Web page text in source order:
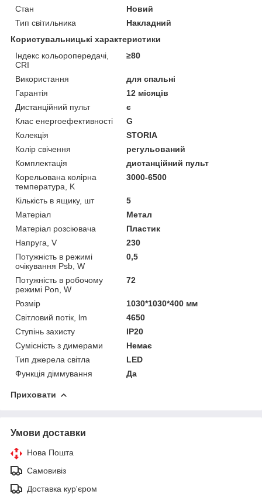
Стан
Новий
Тип світильника
Накладний
Користувальницькі характеристики
Індекс кольоропередачі,
CRI
≥80
Використання
для спальні
Гарантія
12 місяців
Дистанційний пульт
є
Клас енергоефективності
G
Колекція
STORIA
Колір свічення
регульований
Комплектація
дистанційний пульт
Корельована колірна
температура, K
3000-6500
Кількість в ящику, шт
5
Матеріал
Метал
Матеріал розсіювача
Пластик
Напруга, V
230
Потужність в режимі
очікування Psb, W
0,5
Потужність в робочому
режимі Pon, W
72
Розмір
1030*1030*400 мм
Світловий потік, lm
4650
Ступінь захисту
IP20
Сумісність з димерами
Немає
Тип джерела світла
LED
Функція діммування
Да
Приховати
Умови доставки
Нова Пошта
Самовивіз
Доставка кур'єром